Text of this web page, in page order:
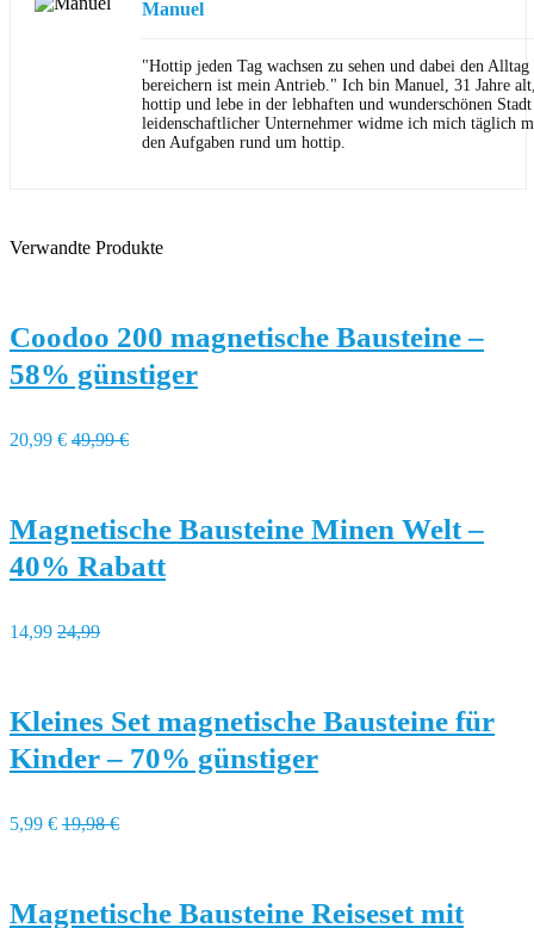
Manuel
"Hottip jeden Tag wachsen zu sehen und dabei den
bereichern ist mein Antrieb." Ich bin Manuel, 31 Jahre
hottip und lebe in der lebhaften und wunderschönen
leidenschaftlicher Unternehmer widme ich mich täglich
den Aufgaben rund um hottip.
Verwandte Produkte
Coodoo 200 magnetische Bausteine –
58% günstiger
20,99 € 49,99 €
Magnetische Bausteine Minen Welt –
40% Rabatt
14,99 24,99
Kleines Set magnetische Bausteine für
Kinder – 70% günstiger
5,99 € 19,98 €
Magnetische Bausteine Reiseset mit